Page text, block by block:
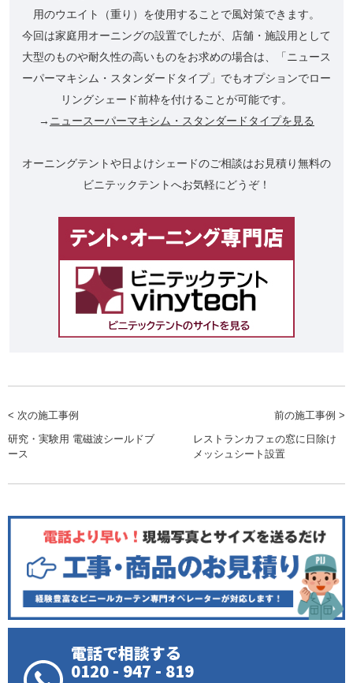
用のウエイト（重り）を使用することで風対策できます。
今回は家庭用オーニングの設置でしたが、店舗・施設用として
大型のものや耐久性の高いものをお求めの場合は、「ニュース
ーパーマキシム・スタンダードタイプ」でもオプションでロー
リングシェード前枠を付けることが可能です。
→ ニュースーパーマキシム・スタンダードタイプを見る
オーニングテントや日よけシェードのご相談はお見積り無料の
ビニテックテントへお気軽にどうぞ！
< 次の施工事例
研究・実験用 電磁波シールドブ
ース
前の施工事例 >
レストランカフェの窓に日除け
メッシュシート設置
電話で相談する
0120 - 947 - 819